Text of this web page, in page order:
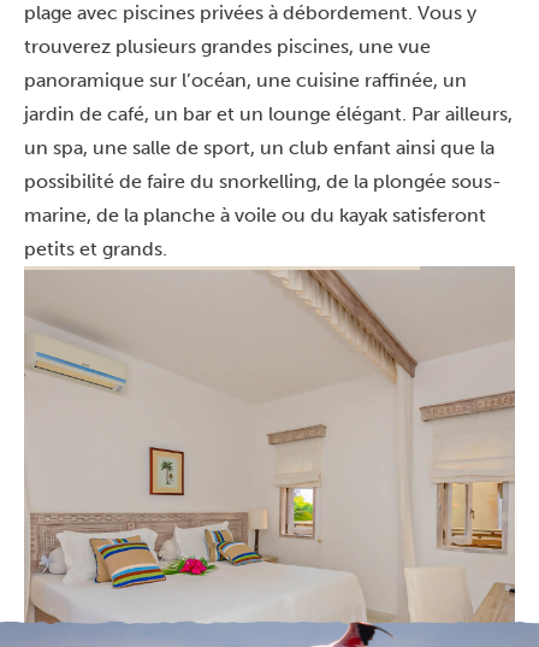
plage avec piscines privées à débordement. Vous y
trouverez plusieurs grandes piscines, une vue
panoramique sur l’océan, une cuisine raffinée, un
jardin de café, un bar et un lounge élégant. Par ailleurs,
un spa, une salle de sport, un club enfant ainsi que la
possibilité de faire du snorkelling, de la plongée sous-
marine, de la planche à voile ou du kayak satisferont
petits et grands.